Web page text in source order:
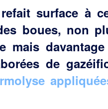
surface à
boues, non
mais
de